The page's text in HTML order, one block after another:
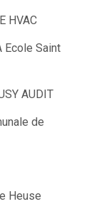
HVAC
Ecole Saint
AUDIT
de
Heuse